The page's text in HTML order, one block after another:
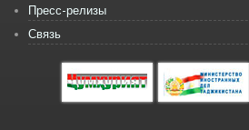
Пресс-релизы
Связь